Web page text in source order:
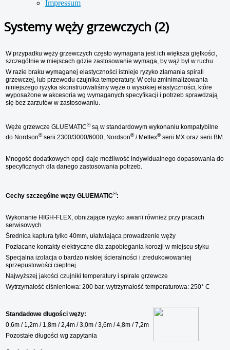
Impressum
Systemy węży grzewczych (2)
W przypadku węży grzewczych często wymagana jest ich większa giętkości,
szczególnie w miejscach gdzie zastosowanie wymaga, by wąż był w ruchu.
W razie braku wymaganej elastyczności istnieje ryzyko złamania spirali
grzewczej, lub przewodu czujnika temperatury. W celu zminimalizowania
niniejszego ryzyka skonstruowaliśmy węże o wysokiej elastyczności, które
wyposażone w akcesoria wg wymaganych specyfikacji i potrzeb sprawdzają
się bez zarzutów w zastosowaniu.
Węże grzewcze GLUEMATIC®są w standardowym wykonaniu kompatybilne
do Nordson®serii 2300/3000/6000, Nordson®/ Meltex®serii MX oraz serii BM.
Mnogość dodatkowych opcji daje możliwość indywidualnego dopasowania do
specyficznych dla danego zastosowania potrzeb.
Cechy szczególne węży GLUEMATIC®:
Wykonanie HIGH-FLEX, obniżające ryzyko awarii również przy pracach
serwisowych
Średnica kaptura tylko 40mm, ułatwiająca prowadzenie węży
Pozłacane kontakty elektryczne dla zapobiegania korozji w miejscu styku
Specjalna izolacja o bardzo niskiej ścieralności i zredukowowaniej
sprzepustowości cieplnej
Najwyższej jakości czujniki temperatury i spirale grzewcze
Wytrzymałość ciśnieniowa: 200 bar, wytrzymałość temperaturowa: 250° C
Standadowe długości węży:
0,6m / 1,2m / 1,8m / 2,4m / 3,0m / 3,6m / 4,8m / 7,2m
Pozostałe długości wg zapytania